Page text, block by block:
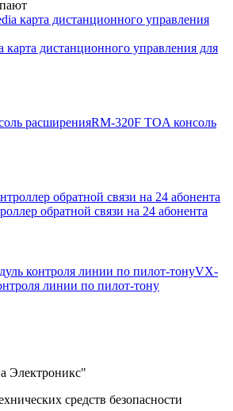
карта дистанционного управления для
RM-320F TOAконсоль
обратной связи на 24 абонента
VX-
линии по пилот-тону
Электроникс"
средств безопасности